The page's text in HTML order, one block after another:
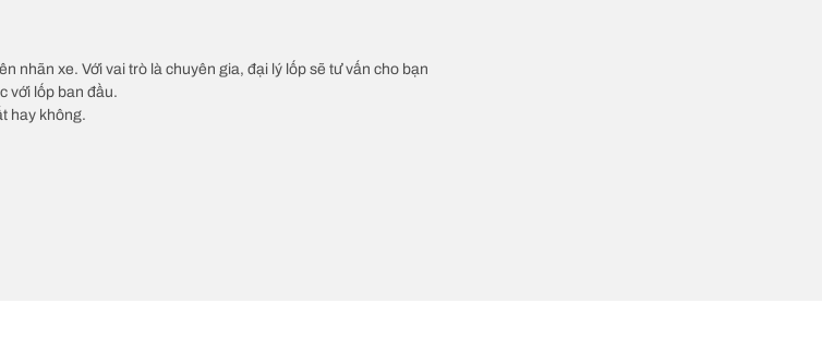
nhãn xe. Với vai trò là chuyên gia, đại lý lốp sẽ tư vấn cho bạn
với lốp ban đầu.
hay không.